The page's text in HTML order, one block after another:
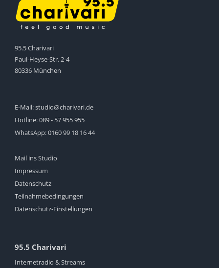
95.5 Charivari
Paul-Heyse-Str. 2-4
80336 München
E-Mail:studio@charivari.de
Hotline:089 - 57 955 955
WhatsApp:0160 99 18 16 44
Mail ins Studio
Impressum
Datenschutz
Teilnahmebedingungen
Datenschutz-Einstellungen
95.5 Charivari
Internetradio & Streams